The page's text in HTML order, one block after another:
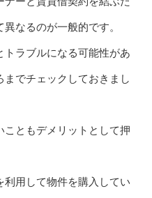
なるのが一般的です。
ラブルになる可能性があ
までチェックしておきまし
こともデメリットとして押
用して物件を購入してい